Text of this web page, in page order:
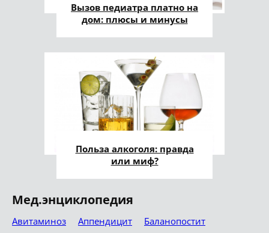
Вызов педиатра платно на
дом: плюсы и минусы
Польза алкоголя: правда
или миф?
Мед.энциклопедия
Авитаминоз Аппендицит
Баланопостит